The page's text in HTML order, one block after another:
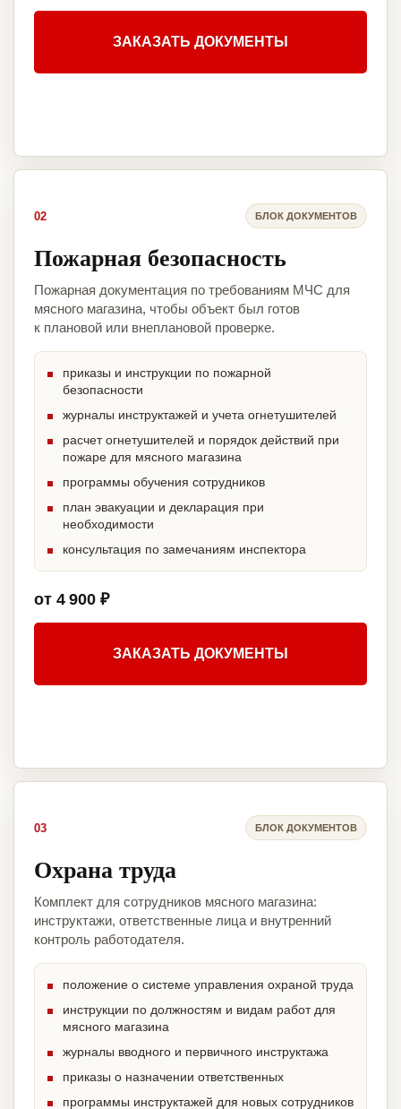
ЗАКАЗАТЬ ДОКУМЕНТЫ
02 БЛОК ДОКУМЕНТОВ
Пожарная безопасность
Пожарная документация по требованиям МЧС для
мясного магазина, чтобы объект был готов
к плановой или внеплановой проверке.
приказы и инструкции по пожарной
безопасности
журналы инструктажей и учета огнетушителей
расчет огнетушителей и порядок действий при
пожаре для мясного магазина
программы обучения сотрудников
план эвакуации и декларация при
необходимости
консультация по замечаниям инспектора
от 4 900 ₽
ЗАКАЗАТЬ ДОКУМЕНТЫ
03 БЛОК ДОКУМЕНТОВ
Охрана труда
Комплект для сотрудников мясного магазина:
инструктажи, ответственные лица и внутренний
контроль работодателя.
положение о системе управления охраной труда
инструкции по должностям и видам работ для
мясного магазина
журналы вводного и первичного инструктажа
приказы о назначении ответственных
программы инструктажей для новых сотрудников